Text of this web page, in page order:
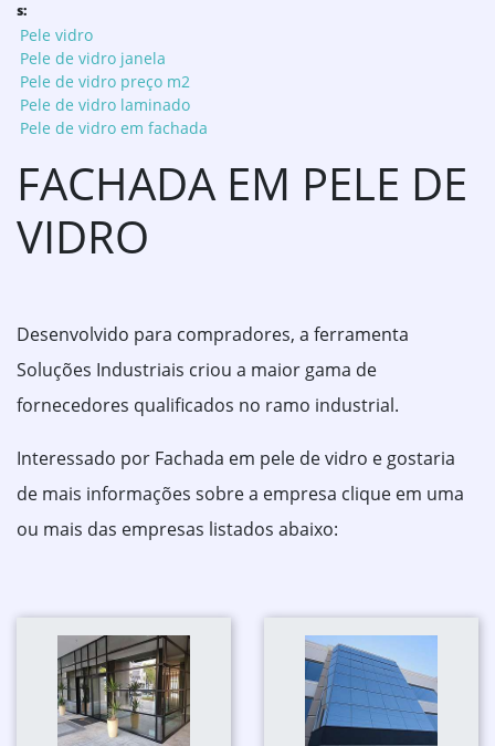
s:
Pele vidro
Pele de vidro janela
Pele de vidro preço m2
Pele de vidro laminado
Pele de vidro em fachada
FACHADA EM PELE DE
VIDRO
Desenvolvido para compradores, a ferramenta
Soluções Industriais criou a maior gama de
fornecedores qualificados no ramo industrial.
Interessado por Fachada em pele de vidro e gostaria
de mais informações sobre a empresa clique em uma
ou mais das empresas listados abaixo: